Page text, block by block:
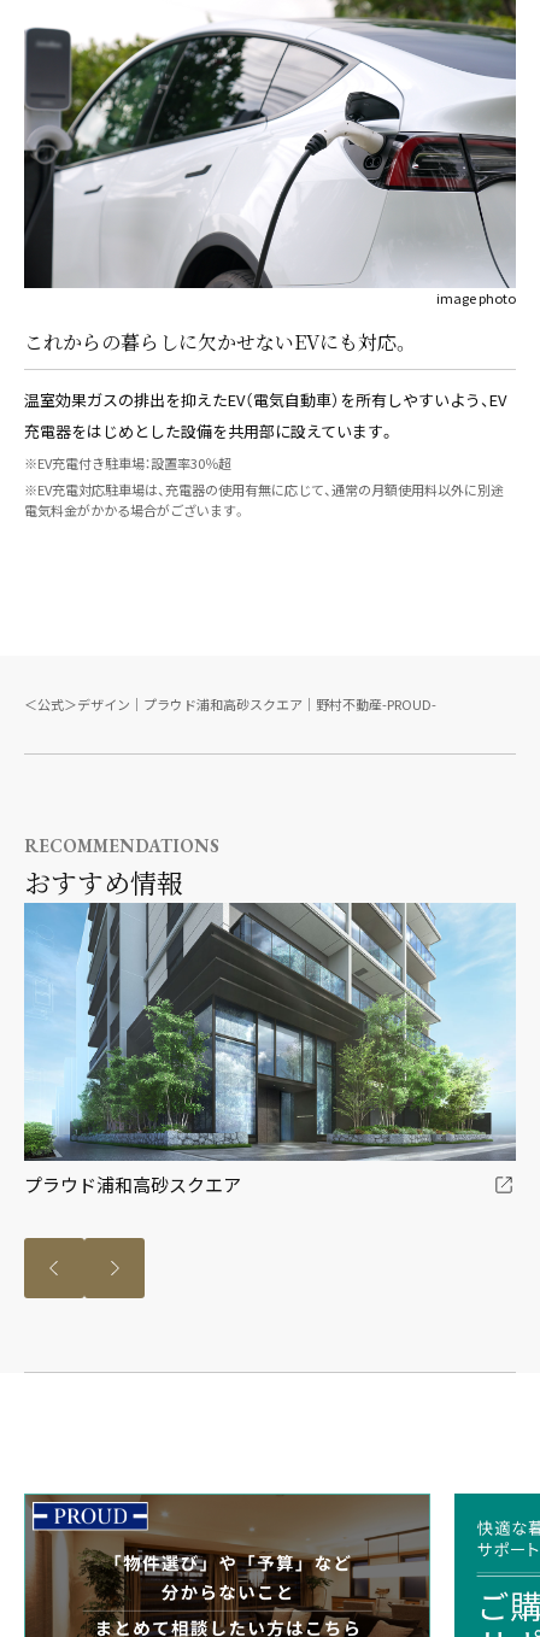
＜公式＞デザイン｜プラウド浦和高砂スクエア｜野村不動産-PROUD-
image photo
これからの暮らしに欠かせないEVにも対応。
温室効果ガスの排出を抑えたEV（電気自動車）を所有しやすいよう、EV
充電器をはじめとした設備を共用部に設えています。
※EV充電付き駐車場：設置率30％超
※EV充電対応駐車場は、充電器の使用有無に応じて、通常の月額使用料以外に別途
電気料金がかかる場合がございます。
RECOMMENDATIONS
おすすめ情報
プラウド浦和高砂スクエア